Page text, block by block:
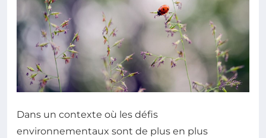
Dans un contexte où les défis
environnementaux sont de plus en plus